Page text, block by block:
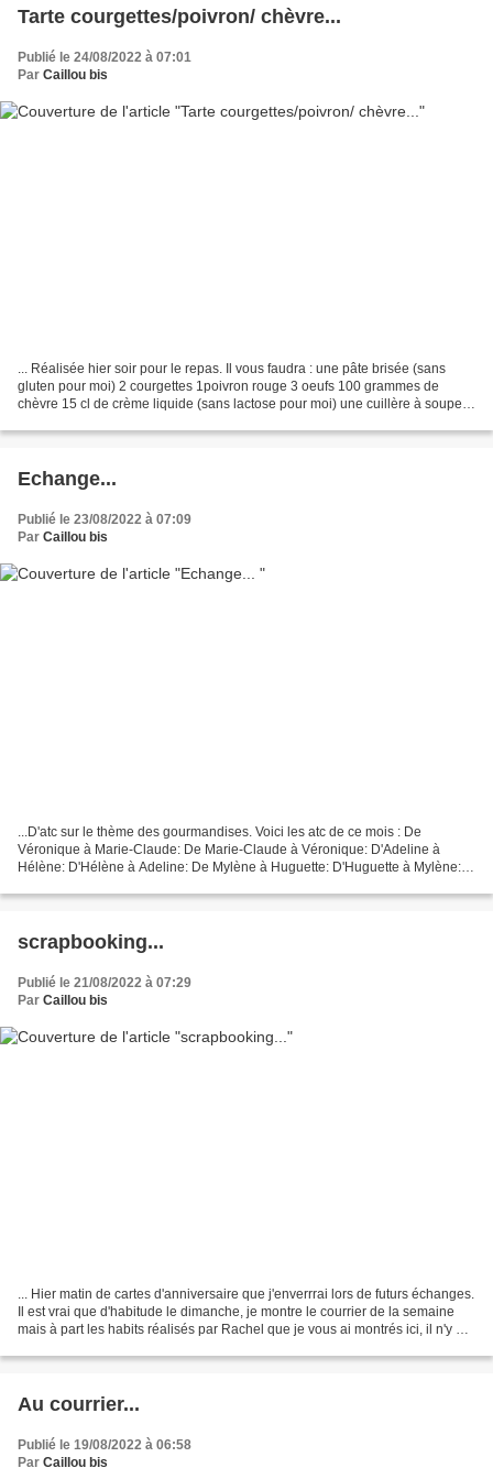
Tarte courgettes/poivron/ chèvre...
Publié le 24/08/2022 à 07:01
Par Caillou bis
... Réalisée hier soir pour le repas. Il vous faudra : une pâte brisée (sans
gluten pour moi) 2 courgettes 1poivron rouge 3 oeufs 100 grammes de
chèvre 15 cl de crème liquide (sans lactose pour moi) une cuillère à soupe
Echange...
Publié le 23/08/2022 à 07:09
Par Caillou bis
...D'atc sur le thème des gourmandises. Voici les atc de ce mois : De
Véronique à Marie-Claude: De Marie-Claude à Véronique: D'Adeline à
Hélène: D'Hélène à Adeline: De Mylène à Huguette: D'Huguette à Mylène:
scrapbooking...
Publié le 21/08/2022 à 07:29
Par Caillou bis
... Hier matin de cartes d'anniversaire que j'enverrrai lors de futurs échanges.
Il est vrai que d'habitude le dimanche, je montre le courrier de la semaine
mais à part les habits réalisés par Rachel que je vous ai montrés ici, il n'y a
Au courrier...
Publié le 19/08/2022 à 06:58
Par Caillou bis